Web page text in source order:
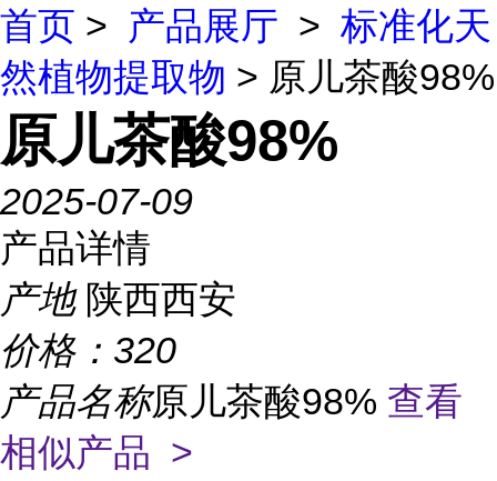
首页 > 产品展厅 > 标准化天
然植物提取物 > 原儿茶酸98%
原儿茶酸98%
2025-07-09
产品详情
产地 陕西西安
价格： 320
产品名称原儿茶酸98% 查看
相似产品 >